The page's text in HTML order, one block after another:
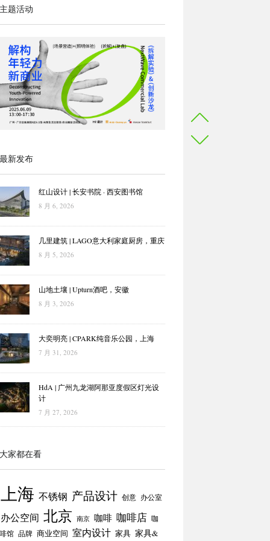
题活动
新发布
红山设计 | 长安书院 · 西安图书馆
8 月 6, 2026
几里建筑 | LAGO意大利家庭厨房，重庆
8 月 5, 2026
山地土壤 | Upturn酒吧，安徽
8 月 3, 2026
大奕明亮 | CPARK纯音乐公园，上海
7 月 31, 2026
HdA | 广州九龙湖阿那亚度假区灯光设
计
7 月 27, 2026
家都在看
上海 不锈钢 产品设计 创意 办公室
办公空间 北京 南京 咖啡 咖啡店 咖
馆 品牌 商业空间 室内设计 家具 家具&